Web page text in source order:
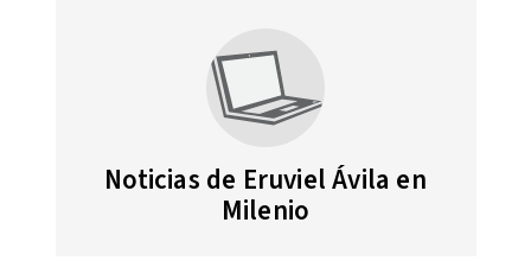
Noticias de Eruviel Ávila en
Milenio